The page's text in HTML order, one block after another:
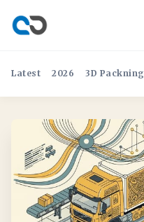
Latest 2026 3D Packning